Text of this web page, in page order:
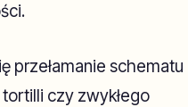
przełamanie schematu
czy zwykłego